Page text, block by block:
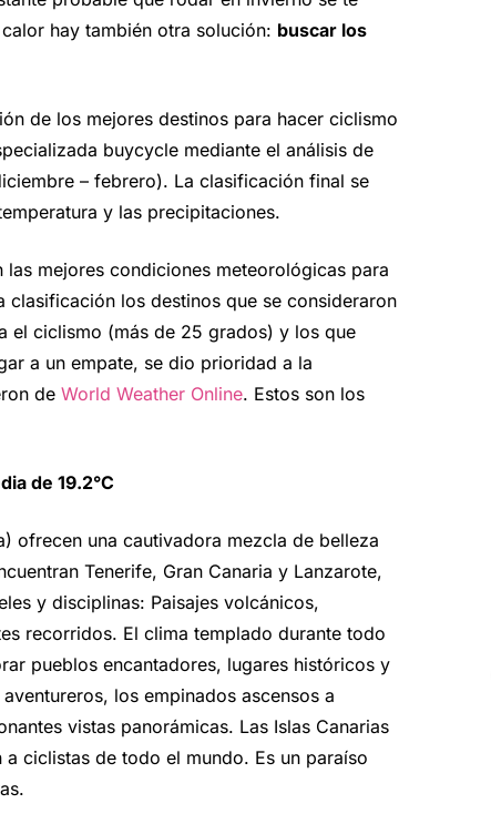
hay también otra solución: buscar los
de los mejores destinos para hacer ciclismo
buycycle mediante el análisis de
– febrero). La clasificación final se
y las precipitaciones.
mejores condiciones meteorológicas para
los destinos que se consideraron
el ciclismo (más de 25 grados) y los que
a un empate, se dio prioridad a la
de World Weather Online. Estos son los
de 19.2°C
ofrecen una cautivadora mezcla de belleza
Tenerife, Gran Canaria y Lanzarote,
y disciplinas: Paisajes volcánicos,
recorridos. El clima templado durante todo
pueblos encantadores, lugares históricos y
los empinados ascensos a
vistas panorámicas. Las Islas Canarias
ciclistas de todo el mundo. Es un paraíso